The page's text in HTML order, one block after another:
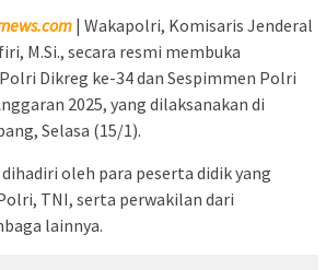
| Wakapolri, Komisaris Jenderal
M.Si., secara resmi membuka
Dikreg ke-34 dan Sespimmen Polri
2025, yang dilaksanakan di
Selasa (15/1).
oleh para peserta didik yang
TNI, serta perwakilan dari
lainnya.